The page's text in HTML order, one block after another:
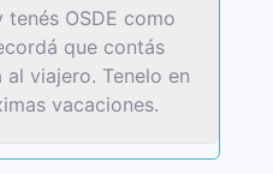
OSDE como
que contás
al viajero. Tenelo en
vacaciones.